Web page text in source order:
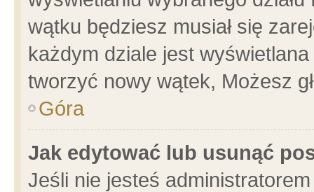
wątku będziesz musiał się
każdym dziale jest
tworzyć nowy wątek, Możesz
Góra
Jak edytować lub usunąć
Jeśli nie jesteś